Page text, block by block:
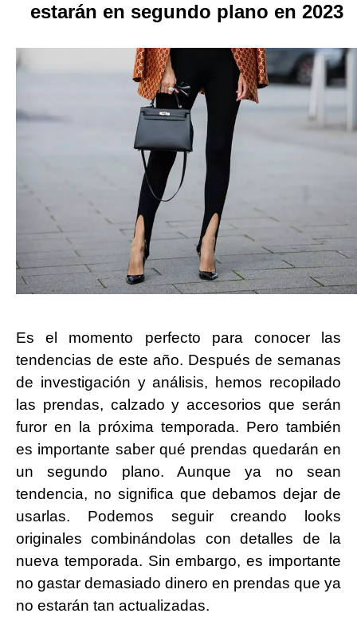
estarán en segundo plano en 2023
Es el momento perfecto para conocer las
tendencias de este año. Después de semanas
de investigación y análisis, hemos recopilado
las prendas, calzado y accesorios que serán
furor en la próxima temporada. Pero también
es importante saber qué prendas quedarán en
un segundo plano. Aunque ya no sean
tendencia, no significa que debamos dejar de
usarlas. Podemos seguir creando looks
originales combinándolas con detalles de la
nueva temporada. Sin embargo, es importante
no gastar demasiado dinero en prendas que ya
no estarán tan actualizadas.